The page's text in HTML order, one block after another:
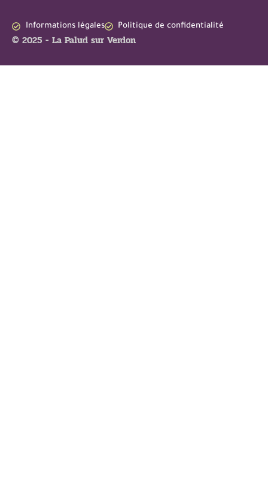
Informations légales Politique de confidentialité
© 2025 - La Palud sur Verdon